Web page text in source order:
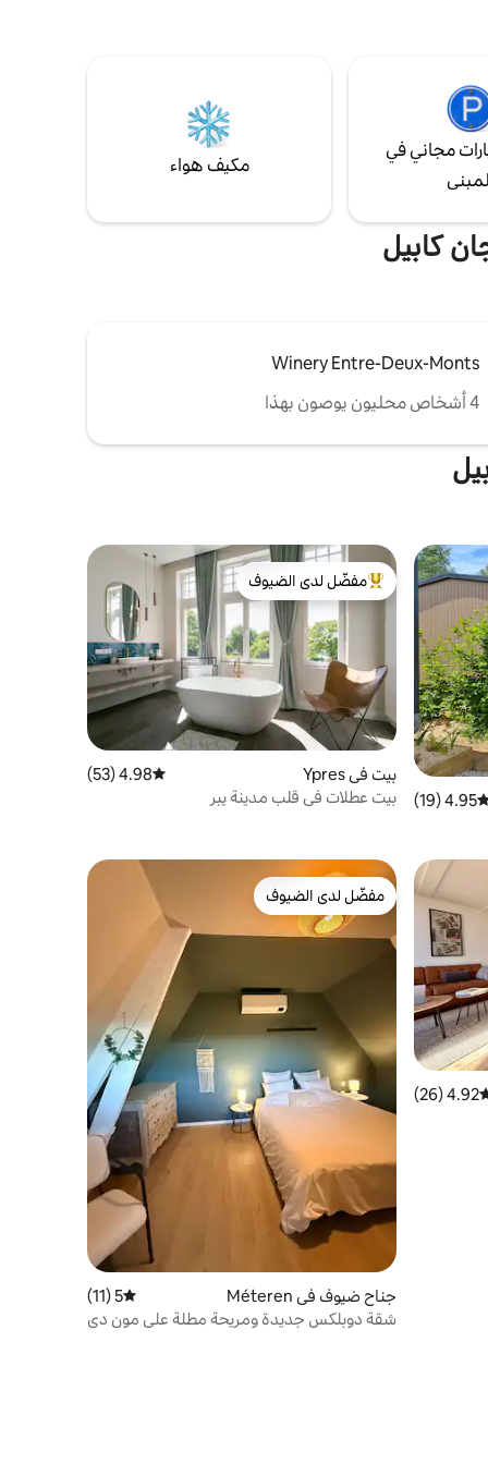
مجاني في
مكيف هواء
كابيل
Winery Entre-Deux-Monts
4 أشخاص محليون يوصون بهذا
التقييم 4.95 من 5، 19 مراجعات
4.95 (19)
من أبرز البيوت المفضّلة لدى الضيوف
مفضّل لدى الضيوف
بيت في Ypres متوسط التقييم 4.98 من 5، 53 مراجعات
4.98 (53)
بيت عطلات في قلب مدينة يبر
التقييم 4.92 من 5، 26 مراجعات
4.92 (26)
مفضّل لدى الضيوف
مفضّل لدى الضيوف
جناح ضيوف في Méteren متوسط التقييم 5 من 5، 11 مراجعات
5 (11)
شقة دوبلكس جديدة ومريحة مطلة على مون دي